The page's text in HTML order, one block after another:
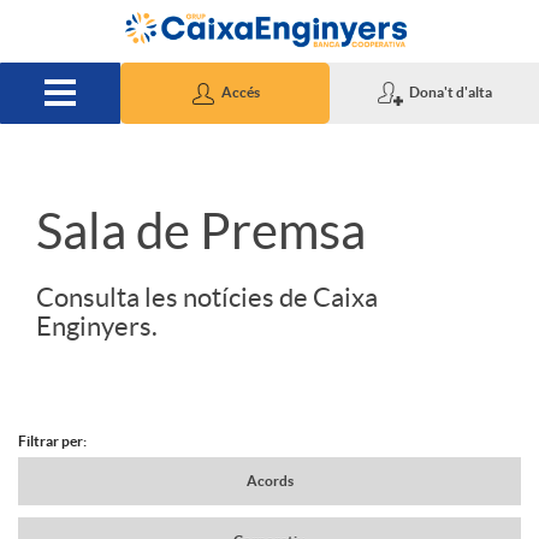
Salta al contingut principal
Accés Dona't d'alta
S
d
Sala de Premsa
Consulta les notícies de Caixa
Enginyers.
N
Filtrar per:
Acords